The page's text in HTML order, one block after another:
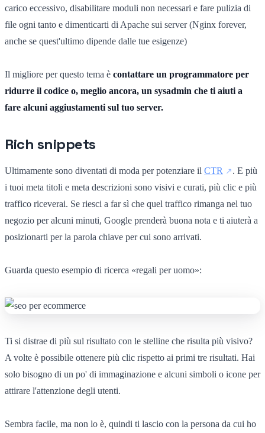
carico eccessivo, disabilitare moduli non necessari e fare pulizia di
file ogni tanto e dimenticarti di Apache sui server (Nginx forever,
anche se quest'ultimo dipende dalle tue esigenze)
Il migliore per questo tema è contattare un programmatore per
ridurre il codice o, meglio ancora, un sysadmin che ti aiuti a
fare alcuni aggiustamenti sul tuo server.
Rich snippets
Ultimamente sono diventati di moda per potenziare il CTR
. E più
i tuoi meta titoli e meta descrizioni sono visivi e curati, più clic e più
traffico riceverai. Se riesci a far sì che quel traffico rimanga nel tuo
negozio per alcuni minuti, Google prenderà buona nota e ti aiuterà a
posizionarti per la parola chiave per cui sono arrivati.
Guarda questo esempio di ricerca «regali per uomo»:
Ti si distrae di più sul risultato con le stelline che risulta più visivo?
A volte è possibile ottenere più clic rispetto ai primi tre risultati. Hai
solo bisogno di un po' di immaginazione e alcuni simboli o icone per
attirare l'attenzione degli utenti.
Sembra facile, ma non lo è, quindi ti lascio con la persona da cui ho